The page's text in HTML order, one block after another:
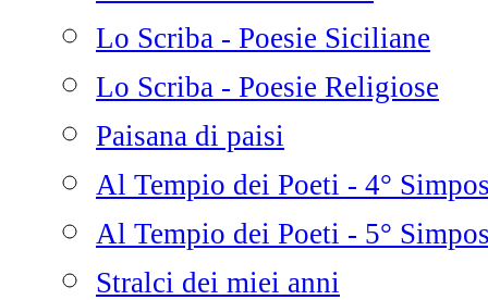
Lo Scriba - Poesie Siciliane
Lo Scriba - Poesie Religiose
Paisana di paisi
Al Tempio dei Poeti - 4°
Al Tempio dei Poeti - 5°
Stralci dei miei anni